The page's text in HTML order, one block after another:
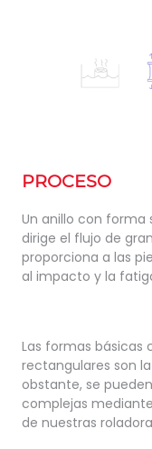
PROCESO
Un anillo con forma
dirige el flujo de
proporciona a las
al impacto y la
Las formas básicas
rectangulares son
obstante, se
complejas
de nuestras